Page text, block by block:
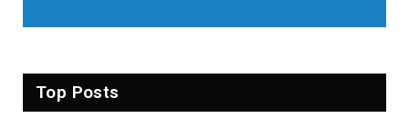
Top Posts